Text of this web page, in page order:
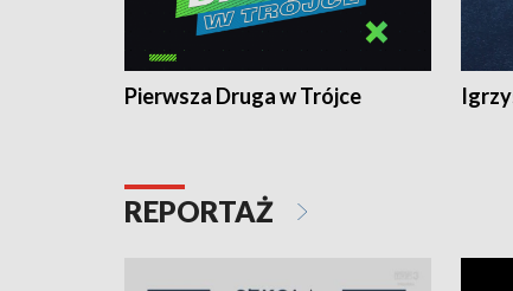
Pierwsza Druga w Trójce
REPORTAŻ